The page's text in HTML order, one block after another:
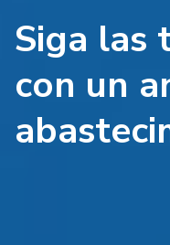
Siga las
con un